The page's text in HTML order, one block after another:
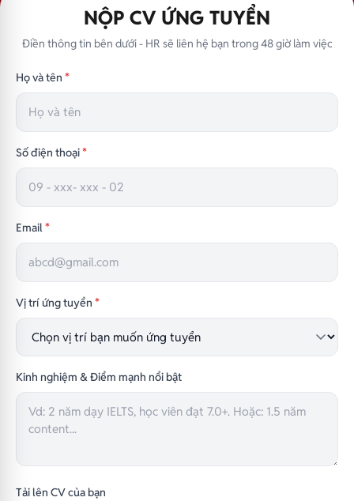
NỘP CV ỨNG TUYỂN
Điền thông tin bên dưới - HR sẽ liên hệ bạn trong 48 giờ làm việc
Họ và tên *
Số điện thoại*
Email*
Vị trí ứng tuyển *
Kinh nghiệm & Điểm mạnh nổi bật
Tải lên CV của bạn